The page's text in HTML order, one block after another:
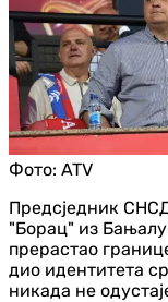
Фото: ATV
Предсједник
"Борац" из
прерастао
дио идентитета
никада не